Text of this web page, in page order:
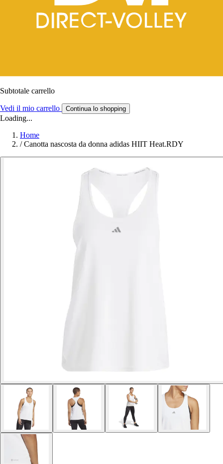
Subtotale carrello
Vedi il mio carrello Continua lo shopping
Loading...
Home
/ Canotta nascosta da donna adidas HIIT Heat.RDY